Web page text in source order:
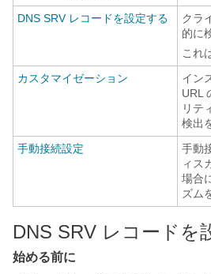
DNS SRV レコードを設定する
クラ
的に
これ
カスタマイゼーション
イン
URL
リテ
検出
手動接続設定
手動
ィス
場合
ズム
DNS SRV レコードを
始める前に